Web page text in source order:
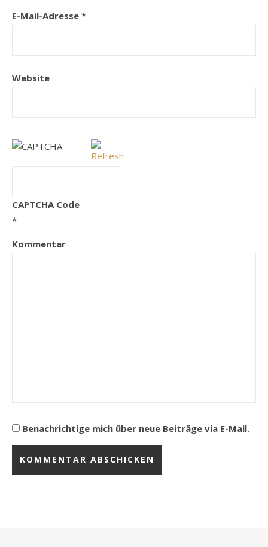
E-Mail-Adresse *
Website
CAPTCHA Code
*
Kommentar
Benachrichtige mich über neue Beiträge via E-Mail.